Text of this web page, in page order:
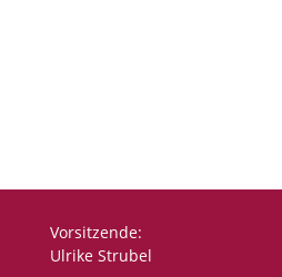
Vorsitzende:
Ulrike Strubel